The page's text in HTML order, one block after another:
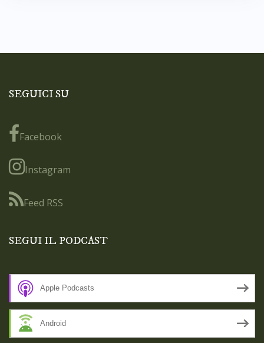
SEGUICI SU
Facebook
Instagram
Feed RSS
SEGUI IL PODCAST
Apple Podcasts
Android